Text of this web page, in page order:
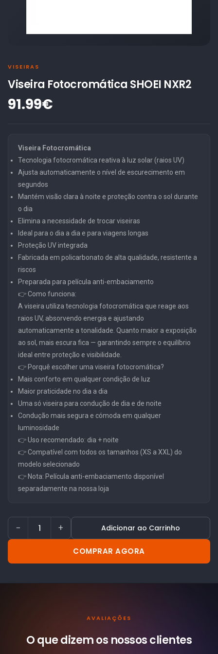
VISEIRAS
Viseira Fotocromática SHOEI NXR2
91.99€
Viseira Fotocromática
Tecnologia fotocromática reativa à luz solar (raios UV)
Ajusta automaticamente o nível de escurecimento em
segundos
Mantém visão clara à noite e proteção contra o sol durante
o dia
Elimina a necessidade de trocar viseiras
Ideal para o dia a dia e para viagens longas
Proteção UV integrada
Fabricada em policarbonato de alta qualidade, resistente a
riscos
Preparada para película anti-embaciamento
👉 Como funciona:
A viseira utiliza tecnologia fotocromática que reage aos
raios UV, absorvendo energia e ajustando
automaticamente a tonalidade. Quanto maior a exposição
ao sol, mais escura fica — garantindo sempre o equilíbrio
ideal entre proteção e visibilidade.
👉 Porquê escolher uma viseira fotocromática?
Mais conforto em qualquer condição de luz
Maior praticidade no dia a dia
Uma só viseira para condução de dia e de noite
Condução mais segura e cómoda em qualquer
luminosidade
👉 Uso recomendado: dia + noite
👉 Compatível com todos os tamanhos (XS a XXL) do
modelo selecionado
👉 Nota: Película anti-embaciamento disponível
separadamente na nossa loja
− + Adicionar ao Carrinho
COMPRAR AGORA
AVALIAÇÕES
O que dizem os nossosclientes